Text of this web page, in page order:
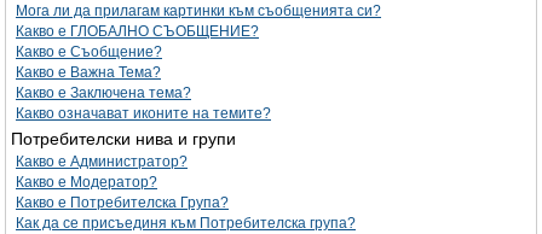
Мога ли да прилагам картинки към съобщенията си?
Какво е ГЛОБАЛНО СЪОБЩЕНИЕ?
Какво е Съобщение?
Какво е Важна Тема?
Какво е Заключена тема?
Какво означават иконите на темите?
Потребителски нива и групи
Какво е Администратор?
Какво е Модератор?
Какво е Потребителска Група?
Как да се присъединя към Потребителска група?